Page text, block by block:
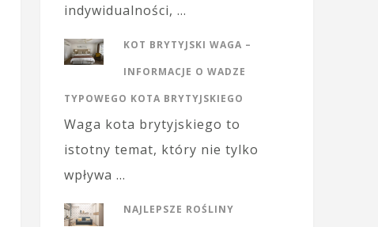
indywidualności, …
KOT BRYTYJSKI WAGA –
INFORMACJE O WADZE
TYPOWEGO KOTA BRYTYJSKIEGO
Waga kota brytyjskiego to
istotny temat, który nie tylko
wpływa …
NAJLEPSZE ROŚLINY